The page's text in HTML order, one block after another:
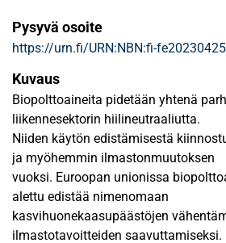
Pysyvä osoite
https://urn.fi/URN:NBN:fi-
Kuvaus
Biopolttoaineita pidetään yhtenä
liikennesektorin hiilineutraaliutta.
Niiden käytön edistämisestä
ja myöhemmin ilmastonmuutoksen
vuoksi. Euroopan unionissa
alettu edistää nimenomaan
kasvihuonekaasupäästöjen
ilmastotavoitteiden saavuttamiseksi.